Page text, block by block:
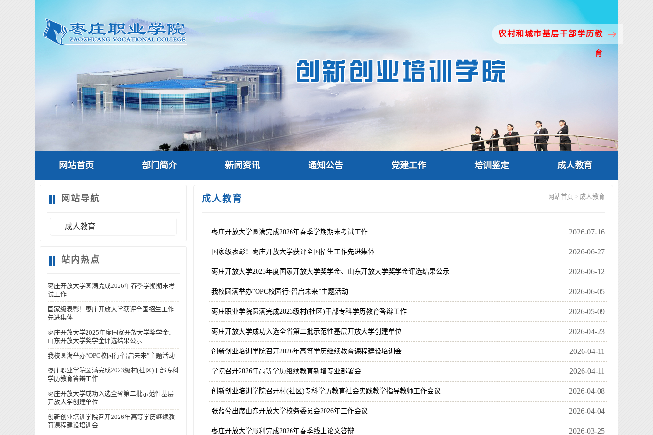
农村和城市基层干部学历教
育
网站首页 部门简介 新闻资讯 通知公告 党建工作 培训鉴定 成人教育
网站导航
成人教育
站内热点
枣庄开放大学圆满完成2026年春季学期期末考
试工作
国家级表彰！枣庄开放大学获评全国招生工作
先进集体
​枣庄开放大学2025年度国家开放大学奖学金、
山东开放大学奖学金评选结果公示
我校圆满举办“OPC校园行·智启未来”主题活动
枣庄职业学院圆满完成2023级村(社区)干部专科
学历教育答辩工作
枣庄开放大学成功入选全省第二批示范性基层
开放大学创建单位
创新创业培训学院召开2026年高等学历继续教
育课程建设培训会
网站首页 > 成人教育
成人教育
2026-07-16
枣庄开放大学圆满完成2026年春季学期期末考试工作
2026-06-27
国家级表彰！枣庄开放大学获评全国招生工作先进集体
2026-06-12
​枣庄开放大学2025年度国家开放大学奖学金、山东开放大学奖学金评选结果公示
2026-06-05
我校圆满举办“OPC校园行·智启未来”主题活动
2026-05-09
枣庄职业学院圆满完成2023级村(社区)干部专科学历教育答辩工作
2026-04-23
枣庄开放大学成功入选全省第二批示范性基层开放大学创建单位
2026-04-11
创新创业培训学院召开2026年高等学历继续教育课程建设培训会
2026-04-11
学院召开2026年高等学历继续教育新增专业部署会
2026-04-08
创新创业培训学院召开村(社区)专科学历教育社会实践教学指导教师工作会议
2026-04-04
张蓝兮出席山东开放大学校务委员会2026年工作会议
2026-03-25
枣庄开放大学顺利完成2026年春季线上论文答辩